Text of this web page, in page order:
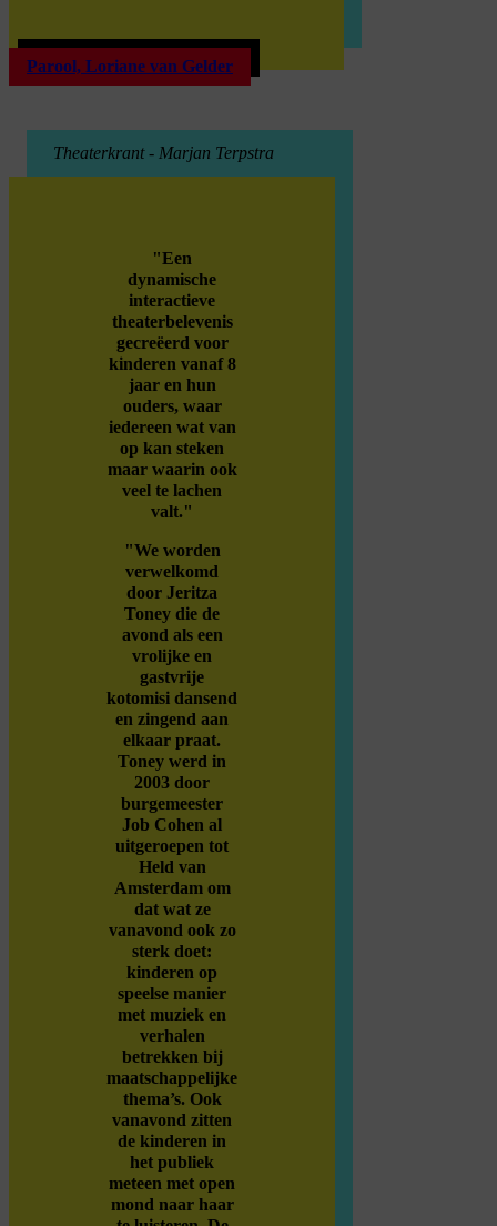
Parool, Loriane van Gelder
Theaterkrant - Marjan Terpstra
"Een
dynamische
interactieve
theaterbelevenis
gecreëerd voor
kinderen vanaf 8
jaar en hun
ouders, waar
iedereen wat van
op kan steken
maar waarin ook
veel te lachen
valt."
"We worden
verwelkomd
door Jeritza
Toney die de
avond als een
vrolijke en
gastvrije
kotomisi dansend
en zingend aan
elkaar praat.
Toney werd in
2003 door
burgemeester
Job Cohen al
uitgeroepen tot
Held van
Amsterdam om
dat wat ze
vanavond ook zo
sterk doet:
kinderen op
speelse manier
met muziek en
verhalen
betrekken bij
maatschappelijke
thema’s. Ook
vanavond zitten
de kinderen in
het publiek
meteen met open
mond naar haar